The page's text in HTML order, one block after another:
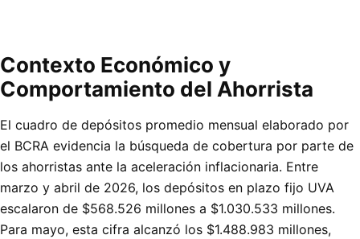
Contexto Económico y
Comportamiento del Ahorrista
El cuadro de depósitos promedio mensual elaborado por
el BCRA evidencia la búsqueda de cobertura por parte de
los ahorristas ante la aceleración inflacionaria. Entre
marzo y abril de 2026, los depósitos en plazo fijo UVA
escalaron de $568.526 millones a $1.030.533 millones.
Para mayo, esta cifra alcanzó los $1.488.983 millones,